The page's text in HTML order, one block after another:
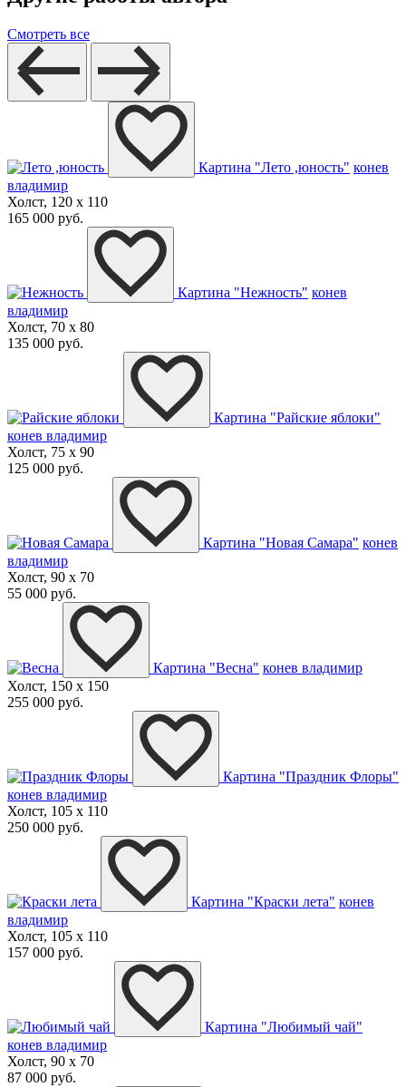
Смотреть все
Картина "Лето ,юность" конев
владимир
Холст, 120 x 110
165 000 руб.
Картина "Нежность" конев
владимир
Холст, 70 x 80
135 000 руб.
Картина "Райские яблоки"
конев владимир
Холст, 75 x 90
125 000 руб.
Картина "Новая Самара" конев
владимир
Холст, 90 x 70
55 000 руб.
Картина "Весна" конев владимир
Холст, 150 x 150
255 000 руб.
Картина "Праздник Флоры"
конев владимир
Холст, 105 x 110
250 000 руб.
Картина "Краски лета" конев
владимир
Холст, 105 x 110
157 000 руб.
Картина "Любимый чай"
конев владимир
Холст, 90 x 70
87 000 руб.